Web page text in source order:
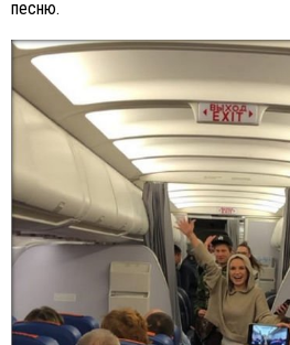
песню.